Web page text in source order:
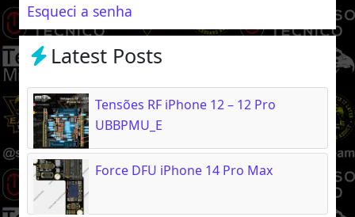
Esqueci a senha
Latest Posts
Tensões RF iPhone 12 – 12 Pro
UBBPMU_E
Force DFU iPhone 14 Pro Max